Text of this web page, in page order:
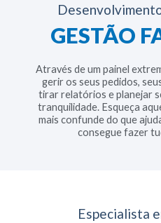
GESTÃO
Através de um painel
gerir os seus pedidos,
tirar relatórios e planejar
tranquilidade. Esqueça
mais confunde do que
consegue fazer
Especialista